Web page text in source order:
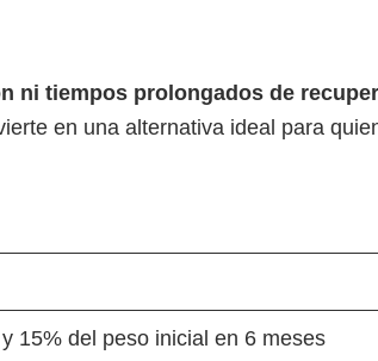
ni tiempos prolongados de
en una alternativa ideal para
15% del peso inicial en 6 meses